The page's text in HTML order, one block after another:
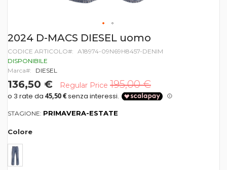
Vai
all'inizio
della
galleria
di
2024 D-MACS DIESEL uomo
CODICE ARTICOLO
A18974-09N69H8457-DENIM
DISPONIBILE
Marca
DIESEL
136,50 € Regular Price 195,00 €
STAGIONE: PRIMAVERA-ESTATE
Colore